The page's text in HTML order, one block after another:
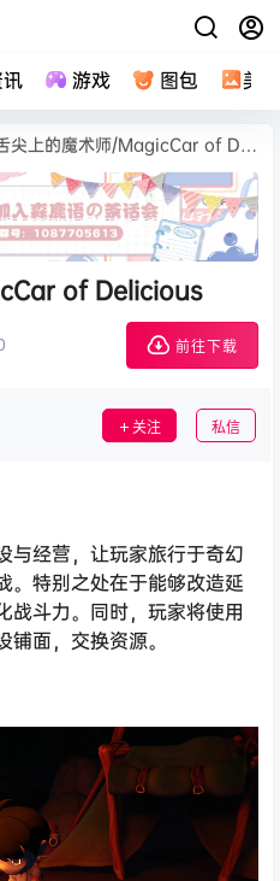
游戏 图包 美
尖上的魔术师/MagicCar of Delicious
of Delicious
前往下载
关注 私信
与经营，让玩家旅行于奇幻
。特别之处在于能够改造延
战斗力。同时，玩家将使用
面，交换资源。